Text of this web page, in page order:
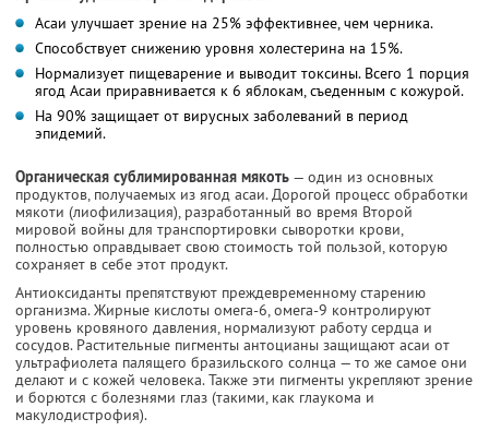
Асаи улучшает зрение на 25% эффективнее, чем черника.
Способствует снижению уровня холестерина на 15%.
Нормализует пищеварение и выводит токсины. Всего 1 порция
ягод Асаи приравнивается к 6 яблокам, съеденным с кожурой.
На 90% защищает от вирусных заболеваний в период
эпидемий.
Органическая сублимированная мякоть — один из основных
продуктов, получаемых из ягод асаи. Дорогой процесс обработки
мякоти (лиофилизация), разработанный во время Второй
мировой войны для транспортировки сыворотки крови,
полностью оправдывает свою стоимость той пользой, которую
сохраняет в себе этот продукт.
Антиоксиданты препятствуют преждевременному старению
организма. Жирные кислоты омега-6, омега-9 контролируют
уровень кровяного давления, нормализуют работу сердца и
сосудов. Растительные пигменты антоцианы защищают асаи от
ультрафиолета палящего бразильского солнца — то же самое они
делают и с кожей человека. Также эти пигменты укрепляют зрение
и борются с болезнями глаз (такими, как глаукома и
макулодистрофия).